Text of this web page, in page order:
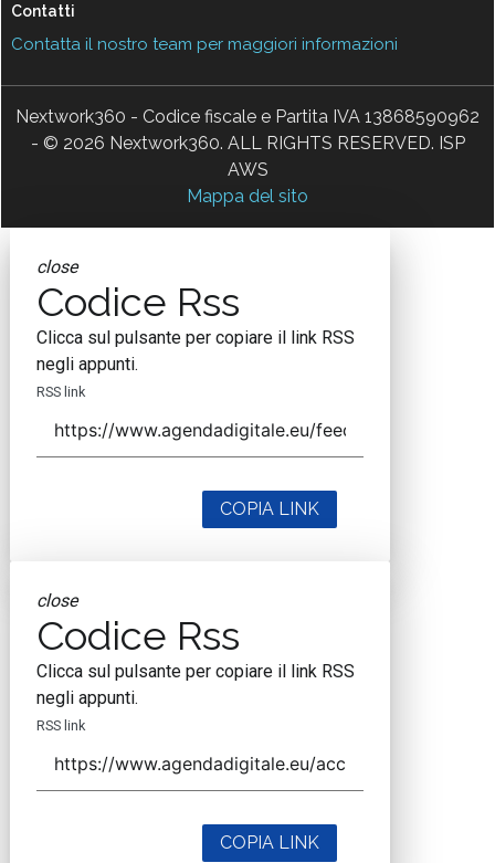
Contatti
Contatta il nostro team per maggiori informazioni
Nextwork360 - Codice fiscale e Partita IVA 13868590962
- © 2026 Nextwork360. ALL RIGHTS RESERVED. ISP
AWS
Mappa del sito
close
Codice Rss
Clicca sul pulsante per copiare il link RSS
negli appunti.
RSS link
COPIA LINK
close
Codice Rss
Clicca sul pulsante per copiare il link RSS
negli appunti.
RSS link
COPIA LINK